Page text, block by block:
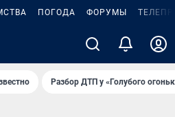
ПОГОДА ФОРУМЫ
Разбор ДТП у «Голубого